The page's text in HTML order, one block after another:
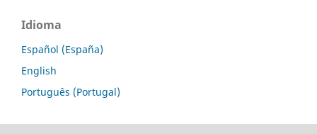
Idioma
Español (España)
English
Português (Portugal)